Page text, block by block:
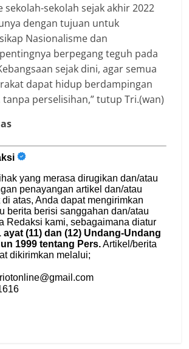
sekolah-sekolah sejak akhir 2022
dengan tujuan untuk
Nasionalisme dan
berpegang teguh pada
sejak dini, agar semua
dapat hidup berdampingan
perselisihan,” tutup Tri.(wan)